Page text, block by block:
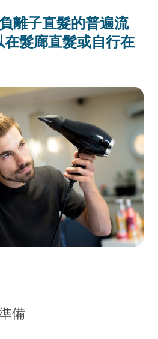
離子直髮的普遍流
在髮廊直髮或自行在
備